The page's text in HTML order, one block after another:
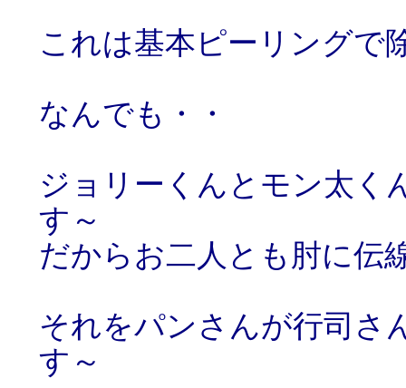
これは基本ピーリングで
なんでも・・
ジョリーくんとモン太く
す～
だからお二人とも肘に伝
それをパンさんが行司さ
す～